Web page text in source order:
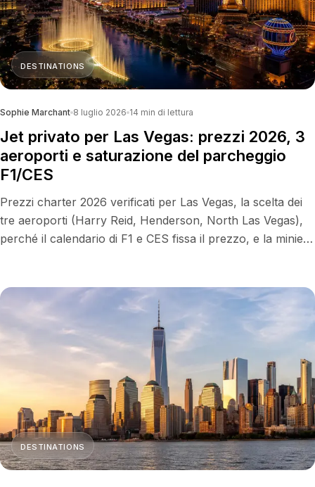
DESTINATIONS
Sophie Marchant 8 luglio 2026 14 min di lettura
Jet privato per Las Vegas: prezzi 2026, 3
aeroporti e saturazione del parcheggio
F1/CES
Prezzi charter 2026 verificati per Las Vegas, la scelta dei
tre aeroporti (Harry Reid, Henderson, North Las Vegas),
perché il calendario di F1 e CES fissa il prezzo, e la miniera
DESTINATIONS